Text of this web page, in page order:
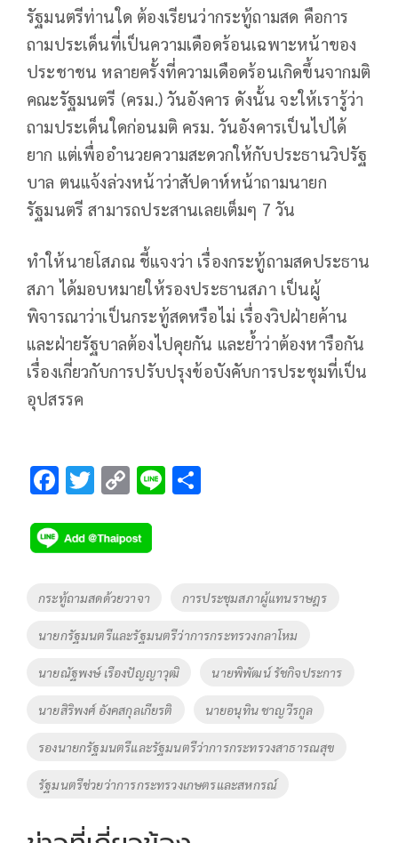
รัฐมนตรีท่านใด ต้องเรียนว่ากระทู้ถามสด คือการ
ถามประเด็นที่เป็นความเดือดร้อนเฉพาะหน้าของ
ประชาชน หลายครั้งที่ความเดือดร้อนเกิดขึ้นจากมติ
คณะรัฐมนตรี (ครม.) วันอังคาร ดังนั้น จะให้เรารู้ว่า
ถามประเด็นใดก่อนมติ ครม. วันอังคารเป็นไปได้
ยาก แต่เพื่ออำนวยความสะดวกให้กับประธานวิปรัฐ
บาล ตนแจ้งล่วงหน้าว่าสัปดาห์หน้าถามนายก
รัฐมนตรี สามารถประสานเลยเต็มๆ 7 วัน
ทำให้นายโสภณ ชี้แจงว่า เรื่องกระทู้ถามสดประธาน
สภา ได้มอบหมายให้รองประธานสภา เป็นผู้
พิจารณาว่าเป็นกระทู้สดหรือไม่ เรื่องวิปฝ่ายค้าน
และฝ่ายรัฐบาลต้องไปคุยกัน และย้ำว่าต้องหารือกัน
เรื่องเกี่ยวกับการปรับปรุงข้อบังคับการประชุมที่เป็น
อุปสรรค
F
e
b
o
o
k
T
tt
er
C
p
y
Li
n
k
Li
Tags
กระทู้ถามสดด้วยวาจา การประชุมสภาผู้แทนราษฎร
นายกรัฐมนตรีและรัฐมนตรีว่าการกระทรวงกลาโหม
นายณัฐพงษ์ เรืองปัญญาวุฒิ นายพิพัฒน์ รัชกิจประการ
นายสิริพงศ์ อังคสกุลเกียรติ นายอนุทิน ชาญวีรกูล
รองนายกรัฐมนตรีและรัฐมนตรีว่าการกระทรวงสาธารณสุข
รัฐมนตรีช่วยว่าการกระทรวงเกษตรและสหกรณ์